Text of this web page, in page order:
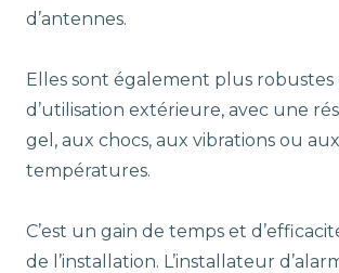
d’antennes.
Elles sont également plus robustes
d’utilisation extérieure, avec une
gel, aux chocs, aux vibrations ou
températures.
C’est un gain de temps et
de l’installation. L’installateur